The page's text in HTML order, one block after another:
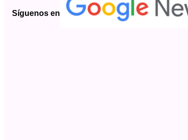
Síguenos en